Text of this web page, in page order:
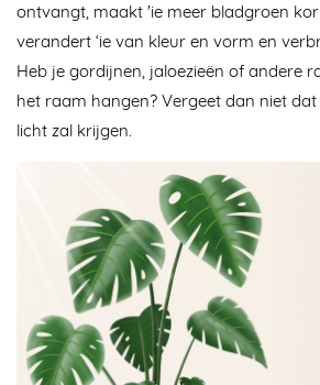
ontvangt, maakt 'ie meer bladgroen
verandert ‘ie van kleur en vorm en
Heb je gordijnen, jaloezieën of andere
het raam hangen? Vergeet dan niet
licht zal krijgen.